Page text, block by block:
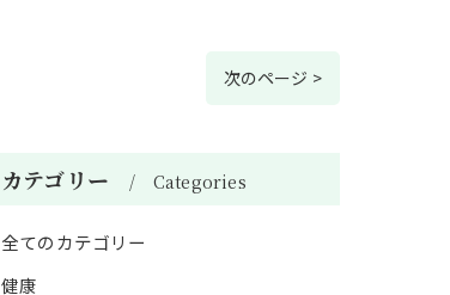
次のページ >
カテゴリー Categories
全てのカテゴリー
健康